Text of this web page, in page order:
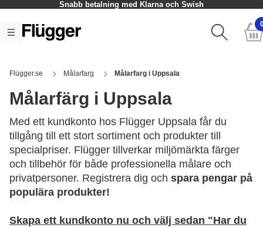
Snabb betalning med Klarna och Swish
Flügger.se Målarfarg Målarfarg i Uppsala
Målarfärg i Uppsala
Med ett kundkonto hos Flügger Uppsala får du
tillgång till ett stort sortiment och produkter till
specialpriser. Flügger tillverkar miljömärkta färger
och tillbehör för både professionella målare och
privatpersoner. Registrera dig och spara pengar på
populära produkter!
Skapa ett kundkonto nu och välj sedan "Har du